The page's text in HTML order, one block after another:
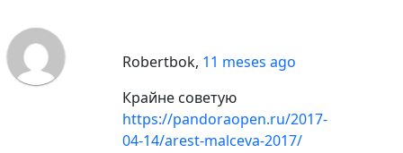
Robertbok, 11 meses ago
Крайне советую
https://pandoraopen.ru/2017-
04-14/arest-malceva-2017/